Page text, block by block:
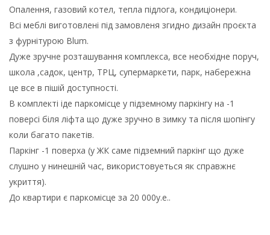
Опалення, газовий котел, тепла підлога, кондиціонери.
Всі меблі виготовлені під замовленя згидно дизайн проєкта
з фурнітурою Blum.
Дуже зручне розташування комплекса, все необхідне поруч,
школа ,садок, центр, ТРЦ, супермаркети, парк, набережна
це все в пішій доступності.
В комплекті іде паркомісце у підземному паркінгу на -1
поверсі біля ліфта що дуже зручно в зимку та після шопінгу
коли багато пакетів.
Паркінг -1 поверха (у ЖК саме підземний паркінг що дуже
слушно у нинешній час, використовуеться як справжнє
укриття).
До квартири є паркомісце за 20 000у.е..